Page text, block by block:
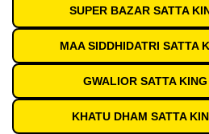
SUPER BAZAR SATTA
MAA SIDDHIDATRI SATTA
GWALIOR SATTA
KHATU DHAM SATTA